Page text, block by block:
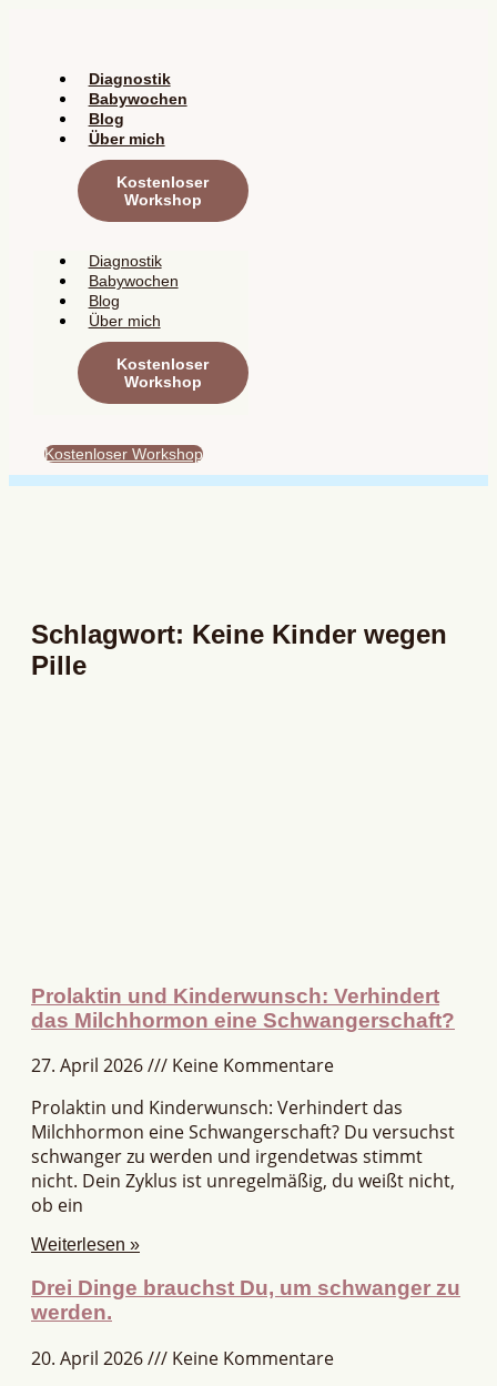
Diagnostik
Babywochen
Blog
Über mich
Kostenloser
Workshop
Diagnostik
Babywochen
Blog
Über mich
Kostenloser
Workshop
Kostenloser Workshop
Schlagwort: Keine Kinder wegen
Pille
Prolaktin und Kinderwunsch: Verhindert
das Milchhormon eine Schwangerschaft?
27. April 2026
Keine Kommentare
Prolaktin und Kinderwunsch: Verhindert das
Milchhormon eine Schwangerschaft? Du versuchst
schwanger zu werden und irgendetwas stimmt
nicht. Dein Zyklus ist unregelmäßig, du weißt nicht,
ob ein
Weiterlesen »
Drei Dinge brauchst Du, um schwanger zu
werden.
20. April 2026
Keine Kommentare